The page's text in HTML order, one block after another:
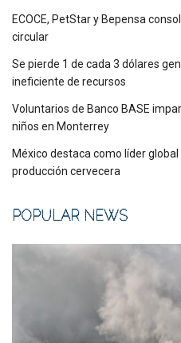
ECOCE, PetStar y Bepensa
circular
Se pierde 1 de cada 3 dólares
ineficiente de recursos
Voluntarios de Banco BASE
niños en Monterrey
México destaca como líder
producción cervecera
POPULAR NEWS